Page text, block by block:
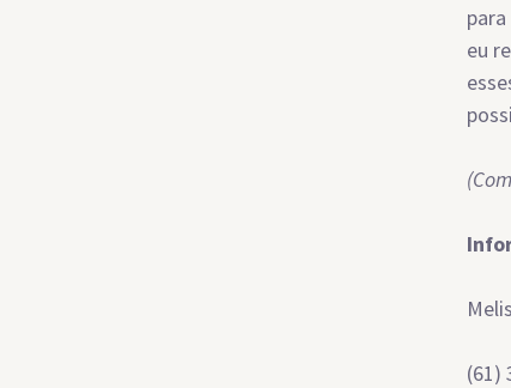
eu
(61)